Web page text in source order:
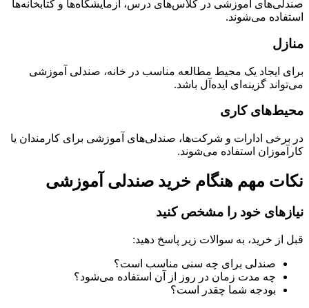
صندلی‌های آموزشی در کلاس‌های درس، آزمایشگاه‌ها و کتابخانه‌ها
استفاده می‌شوند.
منازل
برای ایجاد یک محیط مطالعه مناسب در خانه، صندلی آموزشی
می‌تواند گزینه‌ای ایده‌آل باشد.
محیط‌های کاری
در برخی ادارات و شرکت‌ها، صندلی‌های آموزشی برای کارمندان یا
کارآموزان استفاده می‌شوند.
نکات مهم هنگام خرید صندلی آموزشی
نیازهای خود را مشخص کنید
قبل از خرید، به سوالات زیر پاسخ دهید:
صندلی برای چه سنی مناسب است؟
چه مدت زمان در روز از آن استفاده می‌شود؟
بودجه شما چقدر است؟